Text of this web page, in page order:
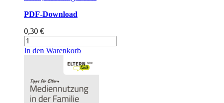
Menge
PDF-Download
0,30 €
Tipps
zur
In den Warenkorb